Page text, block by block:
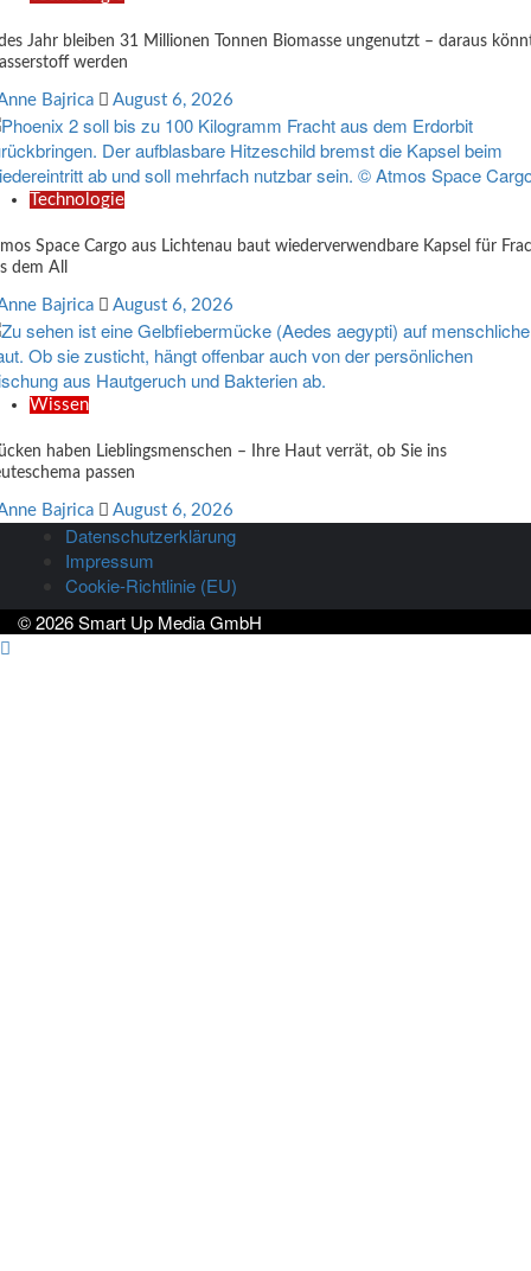
Jahr bleiben 31 Millionen Tonnen Biomasse ungenutzt – daraus
werden
Bajrica August 6, 2026
Technologie
Space Cargo aus Lichtenau baut wiederverwendbare Kapsel für
dem All
Bajrica August 6, 2026
Wissen
haben Lieblingsmenschen – Ihre Haut verrät, ob Sie ins
passen
Bajrica August 6, 2026
Datenschutzerklärung
Impressum
Cookie-Richtlinie (EU)
© 2026 Smart Up Media GmbH